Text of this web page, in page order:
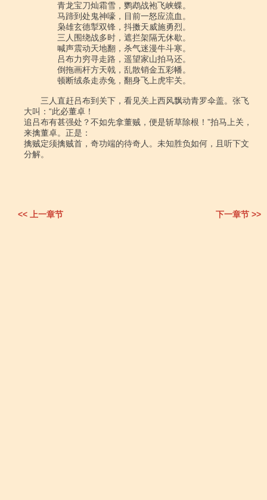
青龙宝刀灿霜雪，鹦鹉战袍飞峡蝶。
马蹄到处鬼神嚎，目前一怒应流血。
枭雄玄德掣双锋，抖擞天威施勇烈。
三人围绕战多时，遮拦架隔无休歇。
喊声震动天地翻，杀气迷漫牛斗寒。
吕布力穷寻走路，遥望家山拍马还。
倒拖画杆方天戟，乱散销金五彩幡。
顿断绒条走赤兔，翻身飞上虎牢关。
三人直赶吕布到关下，看见关上西风飘动青罗伞盖。张飞
大叫：“此必董卓！
追吕布有甚强处？不如先拿董贼，便是斩草除根！”拍马上关，
来擒董卓。正是：
擒贼定须擒贼首，奇功端的待奇人。未知胜负如何，且听下文
分解。
<< 上一章节 下一章节 >>